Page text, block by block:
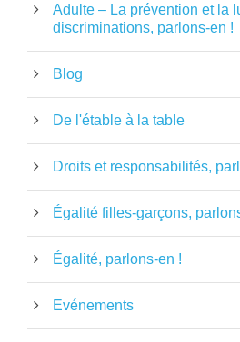
Adulte – La prévention et la
discriminations, parlons-en !
Blog
De l'étable à la table
Droits et responsabilités,
Égalité filles-garçons,
Égalité, parlons-en !
Evénements